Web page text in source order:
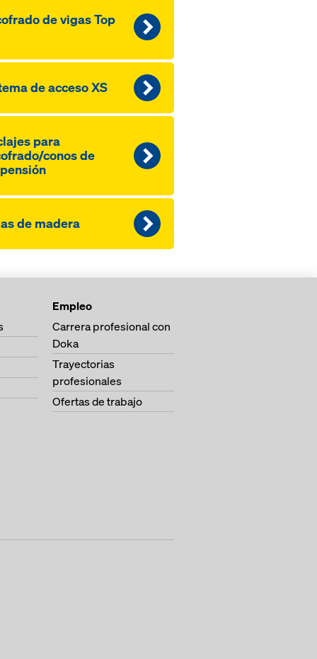
de vigas Top
de acceso XS
para
conos de
de madera
Empleo
Carrera profesional con
Doka
Trayectorias
profesionales
Ofertas de trabajo